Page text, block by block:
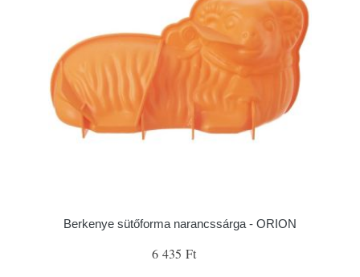
Berkenye sütőforma narancssárga - ORION
6 435 Ft